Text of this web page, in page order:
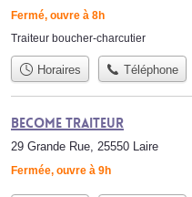
Fermé, ouvre à 8h
Traiteur boucher-charcutier
Horaires Téléphone
Become Traiteur
29 Grande Rue, 25550 Laire
Fermée, ouvre à 9h